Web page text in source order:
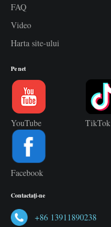
FAQ
Video
Harta site-ului
Pe net
YouTube TikTok
Facebook
Contactaţi-ne
+86 13911890238